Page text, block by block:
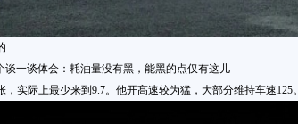
，实际上最少来到9.7。他开髙速较为猛，大部分维持车速125。